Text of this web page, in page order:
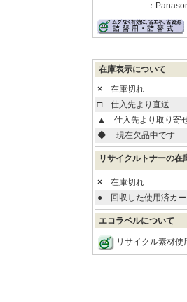
：Panasonic
在庫表示について
× 在庫切れ
□仕入先より直送
▲
仕入先より取り寄
◆
現在欠品中です
リサイクルトナーの在
× 在庫切れ
● 回収した使用済カ
エコラベルについて
リサイクル素材使